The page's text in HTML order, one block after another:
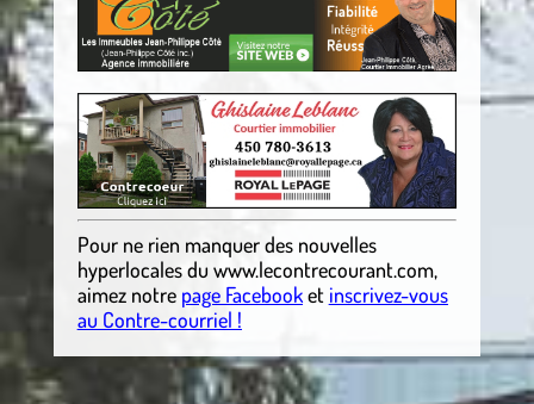
Pour ne rien manquer des nouvelles
hyperlocalesdu www.lecontrecourant.com,
aimez notre page Facebooket inscrivez-vous
au Contre-courriel !